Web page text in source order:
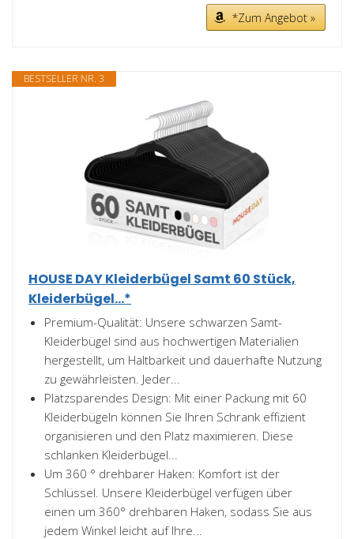
*Zum Angebot »
BESTSELLER NR. 3
HOUSE DAY Kleiderbügel Samt 60 Stück,
Kleiderbügel...*
Premium-Qualität: Unsere schwarzen Samt-
Kleiderbügel sind aus hochwertigen Materialien
hergestellt, um Haltbarkeit und dauerhafte Nutzung
zu gewährleisten. Jeder...
Platzsparendes Design: Mit einer Packung mit 60
Kleiderbügeln können Sie Ihren Schrank effizient
organisieren und den Platz maximieren. Diese
schlanken Kleiderbügel...
Um 360 ° drehbarer Haken: Komfort ist der
Schlüssel. Unsere Kleiderbügel verfügen über
einen um 360° drehbaren Haken, sodass Sie aus
jedem Winkel leicht auf Ihre...